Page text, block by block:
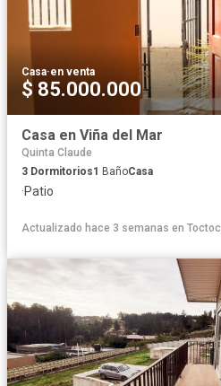
Casa·en venta
$ 85.000.000
Casa en Viña del Mar
Quinta Claude
3 Dormitorios1 BañoCasa
·Patio
Actualizado hace 3 semanas en Toctoc